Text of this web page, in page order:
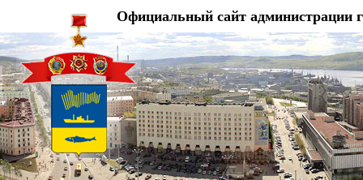
Официальный сайт администрации